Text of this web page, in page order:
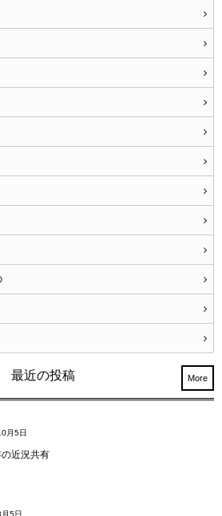
最近の投稿
月5日
近況共有
5日
More